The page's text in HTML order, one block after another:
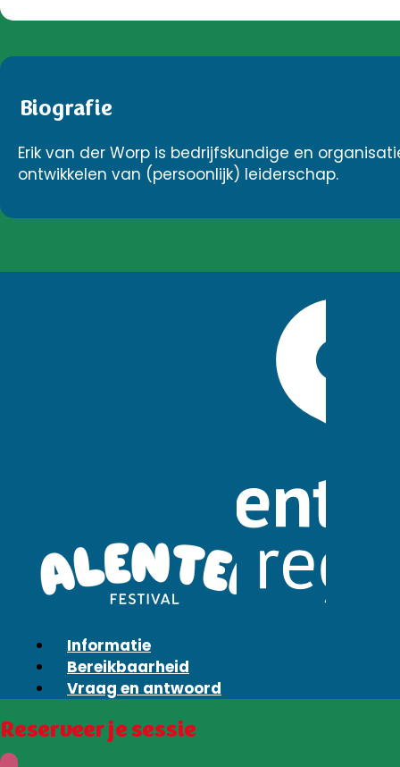
Biografie
Erik van der Worp is bedrijfskundige en
ontwikkelen van (persoonlijk) leiderschap.
Informatie
Bereikbaarheid
Vraag en antwoord
Reserveer je sessie